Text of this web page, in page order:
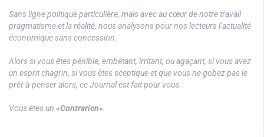
Sans ligne politique particulière, mais avec au cœur de notre travail
pragmatisme et la réalité, nous analysons pour nos lecteurs l’actualité
économique sans concession.
Alors si vous êtes pénible, embêtant, irritant, ou agaçant, si vous avez
un esprit chagrin, si vous êtes sceptique et que vous ne gobez pas le
prêt-à-penser alors, ce Journal est fait pour vous.
Vous êtes un «Contrarien».